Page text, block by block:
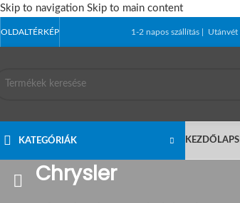
Skip to navigation Skip to main content
OLDALTÉRKÉP 1-2 napos szállítás |
KATEGÓRIÁK KEZDŐLAP
Chrysler